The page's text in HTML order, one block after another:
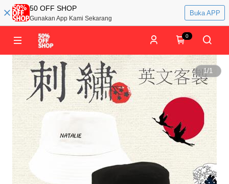
50 OFF SHOP
Gunakan App Kami Sekarang
Buka APP
0
1/1